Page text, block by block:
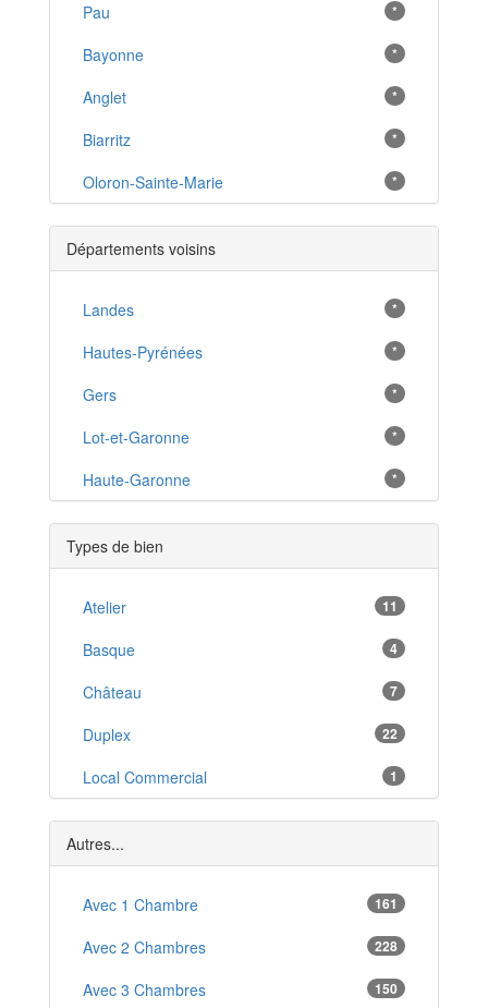
Pau *
Bayonne *
Anglet *
Biarritz *
Oloron-Sainte-Marie *
Morlaas *
Orthez *
Hendaye *
Billère *
Lons *
Lescar *
Mourenx *
Saint-Jean-de-Luz *
Idron *
Puyoo *
Serres-Castet *
Urrugne *
Salies-de-Béarn *
Nay *
Saint-Palais *
Départements voisins
Landes *
Hautes-Pyrénées *
Gers *
Lot-et-Garonne *
Haute-Garonne *
Types de bien
Atelier 11
Basque 4
Château 7
Duplex 22
Local Commercial 1
Loft 7
Studio 56
T1 56
T1 Bis 11
T2 150
Autres...
Avec 1 Chambre 161
Avec 2 Chambres 228
Avec 3 Chambres 150